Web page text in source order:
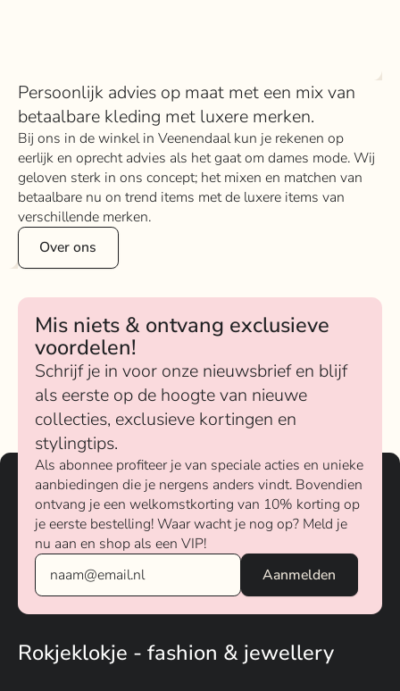
Persoonlijk advies op maat met een mix van
betaalbare kleding met luxere merken.
Bij ons in de winkel in Veenendaal kun je rekenen op
eerlijk en oprecht advies als het gaat om dames mode. Wij
geloven sterk in ons concept; het mixen en matchen van
betaalbare nu on trend items met de luxere items van
verschillende merken.
Over ons
Mis niets & ontvang exclusieve
voordelen!
Schrijf je in voor onze nieuwsbrief en blijf
als eerste op de hoogte van nieuwe
collecties, exclusieve kortingen en
stylingtips.
Als abonnee profiteer je van speciale acties en unieke
aanbiedingen die je nergens anders vindt. Bovendien
ontvang je een welkomstkorting van 10% korting op
je eerste bestelling! Waar wacht je nog op? Meld je
nu aan en shop als een VIP!
Rokjeklokje - fashion & jewellery